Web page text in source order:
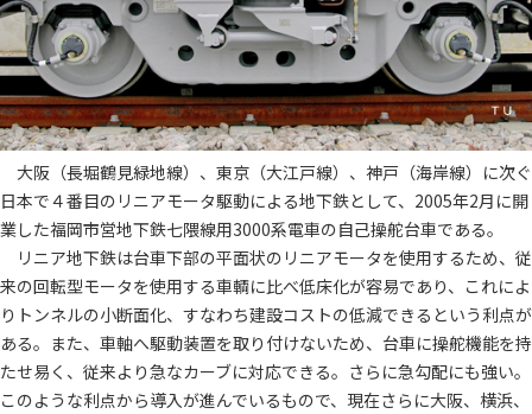
大阪（長堀鶴見緑地線）、東京（大江戸線）、神戸（海岸線）に次ぐ
日本で４番目のリニアモータ駆動による地下鉄として、2005年2月に開
業した福岡市営地下鉄七隈線用3000系電車の自己操舵台車である。
リニア地下鉄は台車下部の平面状のリニアモータを使用するため、従
来の回転型モータを使用する車輌に比べ低床化が容易であり、これによ
りトンネルの小断面化、すなわち建設コストの低減できるという利点が
ある。また、車軸へ駆動装置を取り付けないため、台車に操舵機能を持
たせ易く、従来より急なカーブに対応できる。さらに急勾配にも強い。
このような利点から導入が進んでいるもので、現在さらに大阪、横浜、